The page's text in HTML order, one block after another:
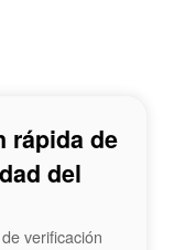
rápida de
del
verificación